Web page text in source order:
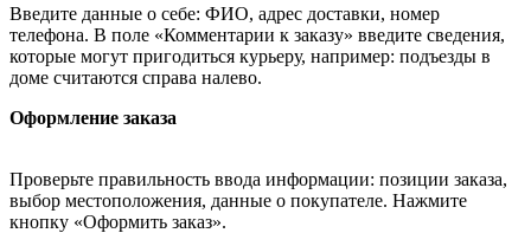
Введите данные о себе: ФИО, адрес доставки, номер
телефона. В поле «Комментарии к заказу» введите сведения,
которые могут пригодиться курьеру, например: подъезды в
доме считаются справа налево.
Оформление заказа
Проверьте правильность ввода информации: позиции заказа,
выбор местоположения, данные о покупателе. Нажмите
кнопку «Оформить заказ».